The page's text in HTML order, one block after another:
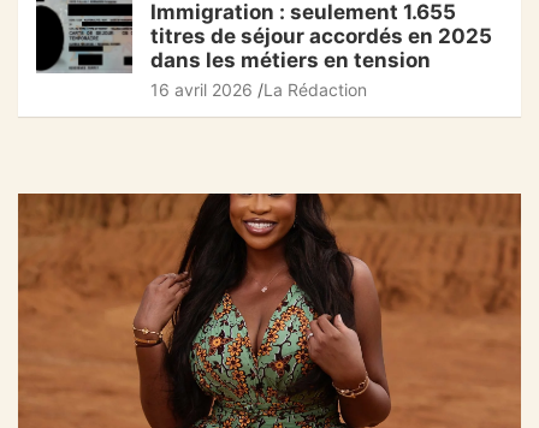
Immigration : seulement 1.655
titres de séjour accordés en 2025
dans les métiers en tension
16 avril 2026 La Rédaction